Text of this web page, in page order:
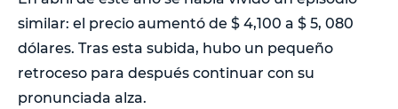
similar: el precio aumentó de $ 4,100 a $ 5, 080
dólares. Tras esta subida, hubo un pequeño
retroceso para después continuar con su
pronunciada alza.